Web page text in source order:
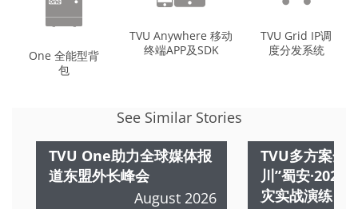
One 全能型背
包
TVU Anywhere 移动
终端APP及SDK
TVU Grid IP调
度分发系统
See Similar Stories
TVU One助力全球媒体报
道东盟外长峰会
August 2026
TVU多方案全
川”蜀安
灾实战演练